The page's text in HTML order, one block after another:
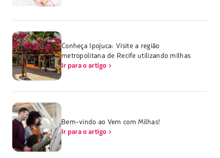
Conheça Ipojuca: Visite a região
metropolitana de Recife utilizando milhas
Ir para o artigo
Bem-vindo ao Vem com Milhas!
Ir para o artigo